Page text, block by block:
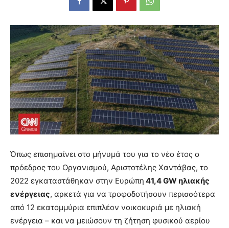
Όπως επισημαίνει στο μήνυμά του για το νέο έτος ο
πρόεδρος του Οργανισμού, Αριστοτέλης Χαντάβας, το
2022 εγκαταστάθηκαν στην Ευρώπη 41,4 GW ηλιακής
ενέργειας, αρκετά για να τροφοδοτήσουν περισσότερα
από 12 εκατομμύρια επιπλέον νοικοκυριά με ηλιακή
ενέργεια – και να μειώσουν τη ζήτηση φυσικού αερίου